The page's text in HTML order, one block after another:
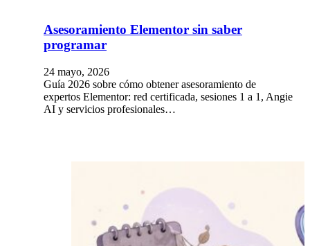
Asesoramiento Elementor sin saber
programar
24 mayo, 2026
Guía 2026 sobre cómo obtener asesoramiento de
expertos Elementor: red certificada, sesiones 1 a 1, Angie
AI y servicios profesionales…